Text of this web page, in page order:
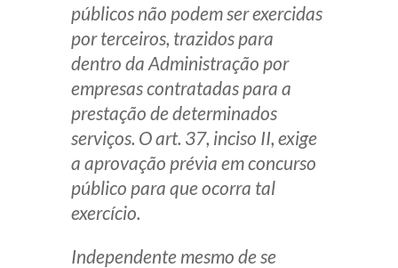
públicos não podem ser exercidas
por terceiros, trazidos para
dentro da Administração por
empresas contratadas para a
prestação de determinados
serviços. O art. 37, inciso II, exige
a aprovação prévia em concurso
público para que ocorra tal
exercício.
Independente mesmo de se